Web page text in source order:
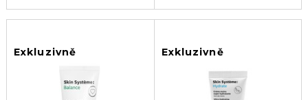
Exkluzivně Exkluzivně